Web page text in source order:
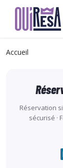
contenu
Accueil
Réservation
sécurisé ·